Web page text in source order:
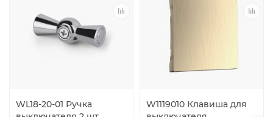
WL18-20-01 Ручка
W1119010 Клавиша для